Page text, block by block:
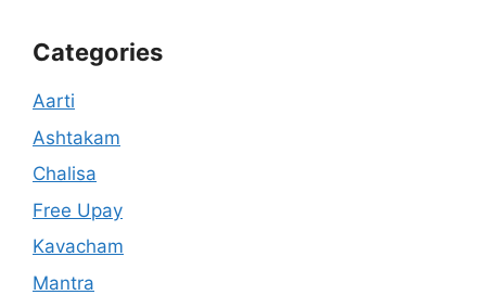
Categories
Aarti
Ashtakam
Chalisa
Free Upay
Kavacham
Mantra